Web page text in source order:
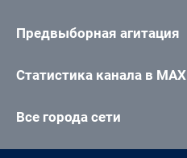
Предвыборная агитация
Статистика канала в MAX
Все города сети